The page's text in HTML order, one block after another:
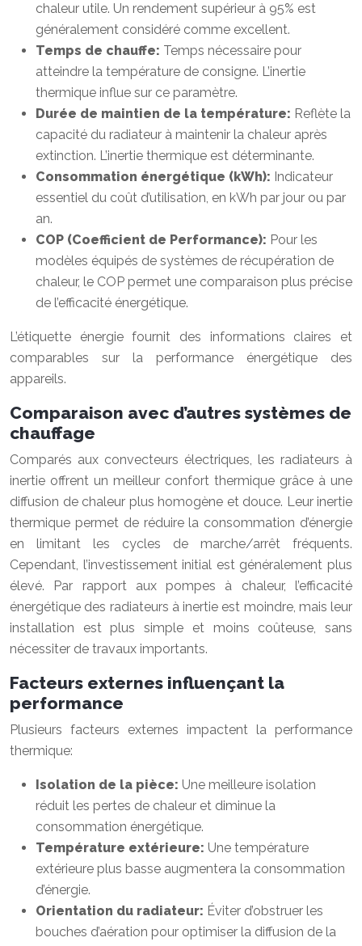
chaleur utile. Un rendement supérieur à 95% est
généralement considéré comme excellent.
Temps de chauffe: Temps nécessaire pour
atteindre la température de consigne. L’inertie
thermique influe sur ce paramètre.
Durée de maintien de la température: Reflète la
capacité du radiateur à maintenir la chaleur après
extinction. L’inertie thermique est déterminante.
Consommation énergétique (kWh): Indicateur
essentiel du coût d’utilisation, en kWh par jour ou par
an.
COP (Coefficient de Performance): Pour les
modèles équipés de systèmes de récupération de
chaleur, le COP permet une comparaison plus précise
de l’efficacité énergétique.
L’étiquette énergie fournit des informations claires et
comparables sur la performance énergétique des
appareils.
Comparaison avec d’autres systèmes de
chauffage
Comparés aux convecteurs électriques, les radiateurs à
inertie offrent un meilleur confort thermique grâce à une
diffusion de chaleur plus homogène et douce. Leur inertie
thermique permet de réduire la consommation d’énergie
en limitant les cycles de marche/arrêt fréquents.
Cependant, l’investissement initial est généralement plus
élevé. Par rapport aux pompes à chaleur, l’efficacité
énergétique des radiateurs à inertie est moindre, mais leur
installation est plus simple et moins coûteuse, sans
nécessiter de travaux importants.
Facteurs externes influençant la
performance
Plusieurs facteurs externes impactent la performance
thermique:
Isolation de la pièce: Une meilleure isolation
réduit les pertes de chaleur et diminue la
consommation énergétique.
Température extérieure: Une température
extérieure plus basse augmentera la consommation
d’énergie.
Orientation du radiateur: Éviter d’obstruer les
bouches d’aération pour optimiser la diffusion de la